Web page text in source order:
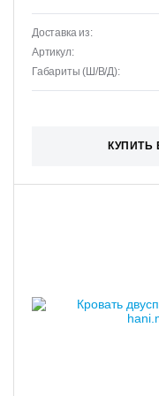
Доставка из:
Артикул:
Габариты (Ш/В/Д):
КУПИТЬ